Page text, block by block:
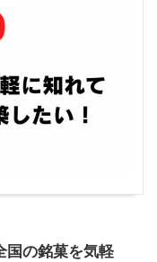
の銘菓を気軽